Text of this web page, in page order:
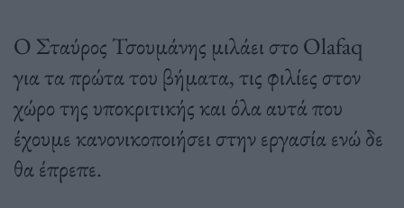
Ο Σταύρος Τσουμάνης μιλάει στο Olafaq
για τα πρώτα του βήματα, τις φιλίες στον
χώρο της υποκριτικής και όλα αυτά που
έχουμε κανονικοποιήσει στην εργασία ενώ δε
θα έπρεπε.